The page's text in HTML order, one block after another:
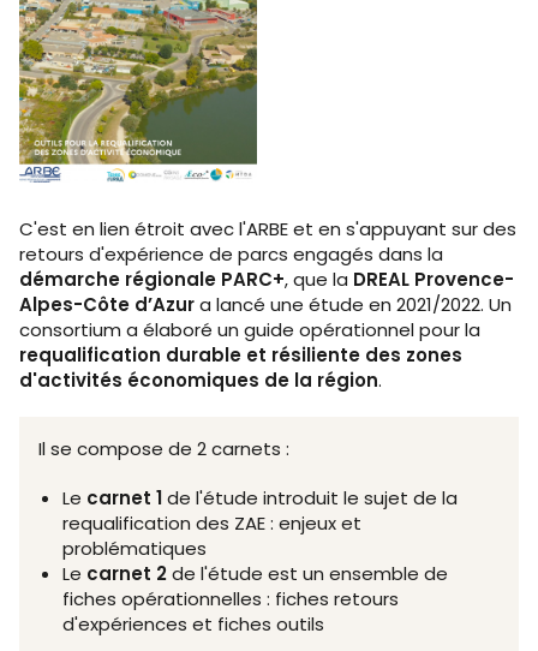
C'est en lien étroit avec l'ARBE et en s'appuyant sur des
retours d'expérience de parcs engagés dans la
démarche régionale PARC+, que la DREAL Provence-
Alpes-Côte d’Azura lancé une étude en 2021/2022. Un
consortium a élaboré un guide opérationnel pour la
requalification durable et résiliente des zones
d'activités économiques de la région.
Il se compose de 2 carnets :
Le carnet 1de l'étude introduit le sujet de la
requalification des ZAE : enjeux et
problématiques
Le carnet 2de l'étude est un ensemble de
fiches opérationnelles : fiches retours
d'expériences et fiches outils